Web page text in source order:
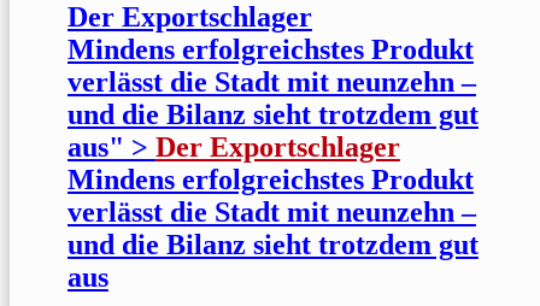
Der Exportschlager
Mindens erfolgreichstes Produkt
verlässt die Stadt mit neunzehn –
und die Bilanz sieht trotzdem gut
aus" > Der Exportschlager
Mindens erfolgreichstes Produkt
verlässt die Stadt mit neunzehn –
und die Bilanz sieht trotzdem gut
aus